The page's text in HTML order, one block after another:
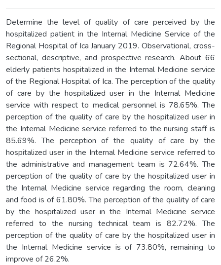
Determine the level of quality of care perceived by the
hospitalized patient in the Internal Medicine Service of the
Regional Hospital of Ica January 2019. Observational, cross-
sectional, descriptive, and prospective research. About 66
elderly patients hospitalized in the Internal Medicine service
of the Regional Hospital of Ica. The perception of the quality
of care by the hospitalized user in the Internal Medicine
service with respect to medical personnel is 78.65%. The
perception of the quality of care by the hospitalized user in
the Internal Medicine service referred to the nursing staff is
85.69%. The perception of the quality of care by the
hospitalized user in the Internal Medicine service referred to
the administrative and management team is 72.64%. The
perception of the quality of care by the hospitalized user in
the Internal Medicine service regarding the room, cleaning
and food is of 61.80%. The perception of the quality of care
by the hospitalized user in the Internal Medicine service
referred to the nursing technical team is 82.72%. The
perception of the quality of care by the hospitalized user in
the Internal Medicine service is of 73.80%, remaining to
improve of 26.2%.